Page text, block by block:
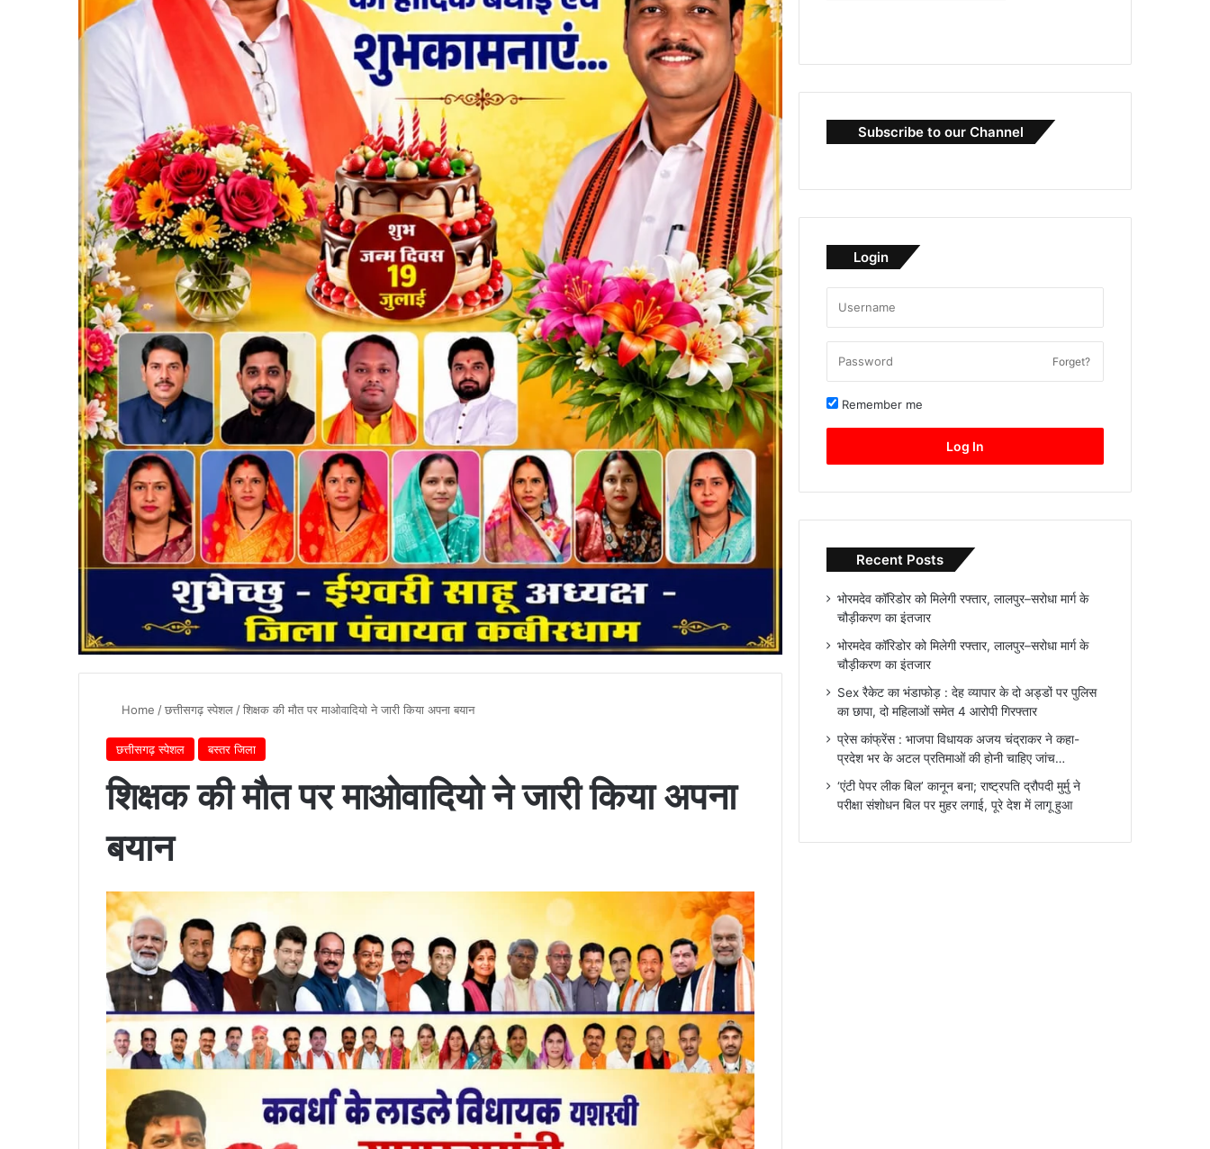
Home /छत्तीसगढ़ स्पेशल/शिक्षक की मौत पर माओवादियो ने जारी किया अपना बयान
छत्तीसगढ़ स्पेशल बस्तर जिला
शिक्षक की मौत पर माओवादियो ने जारी किया अपना
बयान
Subscribe to our Channel
Login
Forget?
Remember me
Log In
Recent Posts
भोरमदेव कॉरिडोर को मिलेगी रफ्तार, लालपुर–सरोधा मार्ग के
चौड़ीकरण का इंतजार
भोरमदेव कॉरिडोर को मिलेगी रफ्तार, लालपुर–सरोधा मार्ग के
चौड़ीकरण का इंतजार
Sex रैकेट का भंडाफोड़ : देह व्यापार के दो अड्डों पर पुलिस
का छापा, दो महिलाओं समेत 4 आरोपी गिरफ्तार
प्रेस कांफ्रेंस : भाजपा विधायक अजय चंद्राकर ने कहा-
प्रदेश भर के अटल प्रतिमाओं की होनी चाहिए जांच…
‘एंटी पेपर लीक बिल’ कानून बना; राष्ट्रपति द्रौपदी मुर्मु ने
परीक्षा संशोधन बिल पर मुहर लगाई, पूरे देश में लागू हुआ